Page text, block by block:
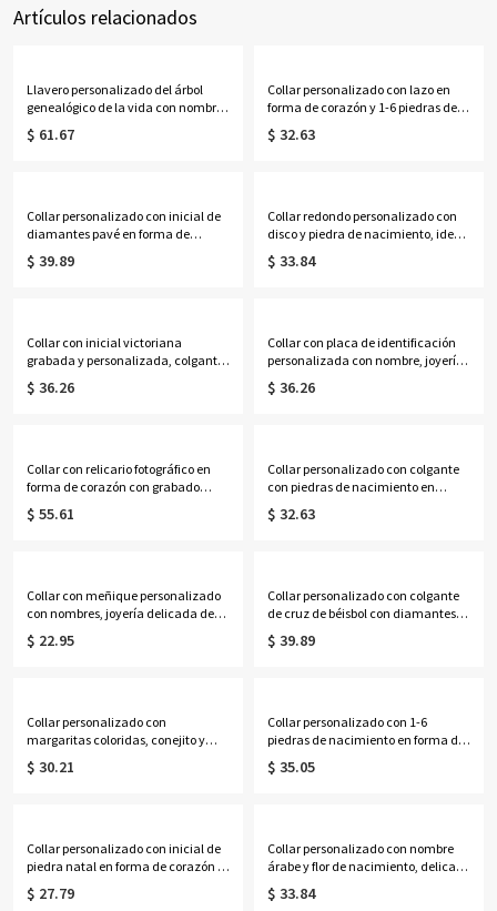
Artículos relacionados
Llavero personalizado del árbol
genealógico de la vida con nombres
de 1 a 13 niños
$ 61.67
Collar personalizado con lazo en
forma de corazón y 1-6 piedras de
nacimiento con nombres, delicada
joyería familiar de cristal
$ 32.63
Collar personalizado con inicial de
diamantes pavé en forma de
corazón con rayos de sol, delicado
colgante de corazón festoneado
$ 39.89
Collar redondo personalizado con
disco y piedra de nacimiento, ideal
para la graduación de la escuela
secundaria o la universidad en
$ 33.84
Collar con inicial victoriana
grabada y personalizada, colgante
octogonal con letra ornamentada y
grabado en la parte posterior, regalo
$ 36.26
Collar con placa de identificación
personalizada con nombre, joyería
masculina grabada a medida,
regalo de cumpleaños/Día del
$ 36.26
Collar con relicario fotográfico en
forma de corazón con grabado
personalizado y de 3 a 12 piedras de
nacimiento, joyería con colgante de
$ 55.61
Collar personalizado con colgante
con piedras de nacimiento en
forma de corazón infinito y
nombres, delicado colgante
$ 32.63
Collar con meñique personalizado
con nombres, joyería delicada de
plata de ley 925, regalo de
cumpleaños/San
$ 22.95
Collar personalizado con colgante
de cruz de béisbol con diamantes
de imitación, cuentas y diseño de
goteo, con nombre y número.
béisbol.
$ 39.89
Collar personalizado con
margaritas coloridas, conejito y
letras de burbuja con nombre,
delicada joyería de amistad, regalo
$ 30.21
Collar personalizado con 1-6
piedras de nacimiento en forma de
lágrima, joyería delicada de plata
de ley 925 con piedras de
$ 35.05
Collar personalizado con inicial de
piedra natal en forma de corazón y
diseño de cuadrícula de carreras,
colgante de bandera de carreras en
$ 27.79
Collar personalizado con nombre
árabe y flor de nacimiento, delicado
colgante calado con caligrafía
floral, joyería islámica con
$ 33.84